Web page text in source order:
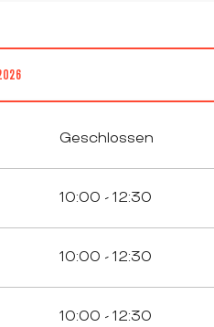
Geschlossen
10:00 - 12:30
10:00 - 12:30
10:00 - 12:30